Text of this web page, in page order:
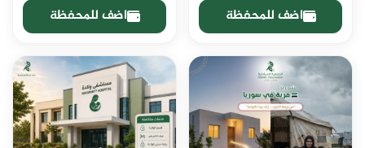
اضف للمحفظة اضف للمحفظة